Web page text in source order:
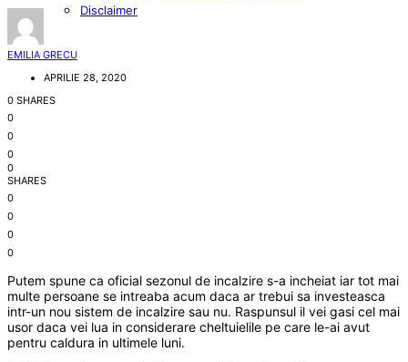
Disclaimer
EMILIA GRECU
APRILIE 28, 2020
0 SHARES
0
0
0
0
SHARES
0
0
0
0
Putem spune ca oficial sezonul de incalzire s-a incheiat iar tot mai
multe persoane se intreaba acum daca ar trebui sa investeasca
intr-un nou sistem de incalzire sau nu. Raspunsul il vei gasi cel mai
usor daca vei lua in considerare cheltuielile pe care le-ai avut
pentru caldura in ultimele luni.